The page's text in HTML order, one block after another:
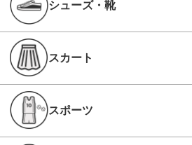
シューズ・靴
スカート
スポーツ